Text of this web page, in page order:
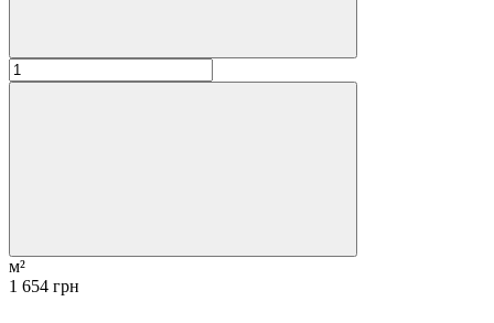
м²
1 654 грн